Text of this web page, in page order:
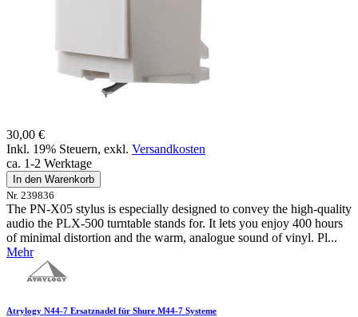
30,00 €
Inkl. 19% Steuern, exkl. Versandkosten
ca. 1-2 Werktage
In den Warenkorb
Nr. 239836
The PN-X05 stylus is especially designed to convey the high-quality
audio the PLX-500 turntable stands for. It lets you enjoy 400 hours
of minimal distortion and the warm, analogue sound of vinyl. Pl...
Mehr
Atrylogy N44-7 Ersatznadel für Shure M44-7 Systeme